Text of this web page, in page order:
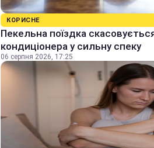
КОРИСНЕ
Пекельна поїздка
кондиціонера у сильну спеку
06 серпня 2026, 17:25